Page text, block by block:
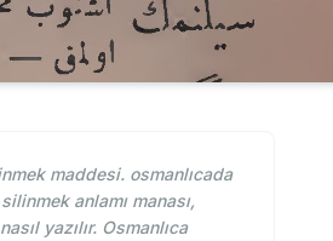
maddesi. osmanlıcada
anlamı manası,
yazılır. Osmanlıca